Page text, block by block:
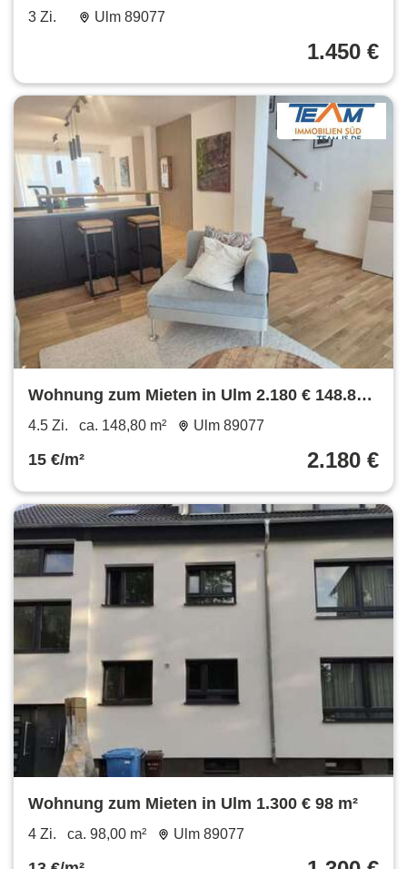
Terrasse in Ulm Söflingen
3 Zi. Ulm 89077
1.450 €
Wohnung zum Mieten in Ulm 2.180 € 148.8
m²
4.5 Zi. ca. 148,80 m² Ulm 89077
15 €/m² 2.180 €
Wohnung zum Mieten in Ulm 1.300 € 98 m²
4 Zi. ca. 98,00 m² Ulm 89077